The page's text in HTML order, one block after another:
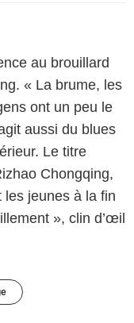
au brouillard
« La brume, les
ont un peu le
aussi du blues
Le titre
Chongqing,
les jeunes à la fin
», clin d’œil